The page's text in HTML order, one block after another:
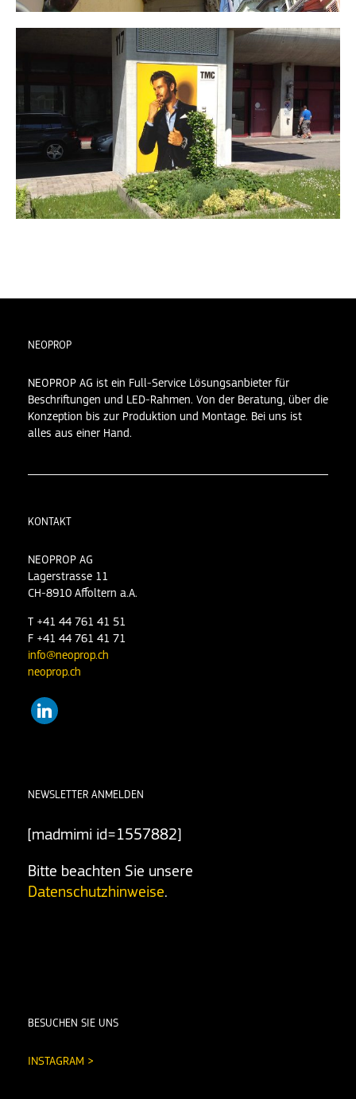
TMC
NEOPROP
NEOPROP AG ist ein Full-Service Lösungsanbieter für
Beschriftungen und LED-Rahmen. Von der Beratung, über die
Konzeption bis zur Produktion und Montage. Bei uns ist
alles aus einer Hand.
KONTAKT
NEOPROP AG
Lagerstrasse 11
CH-8910 Affoltern a.A.
T +41 44 761 41 51
F +41 44 761 41 71
info@neoprop.ch
neoprop.ch
NEWSLETTER ANMELDEN
[madmimi id=1557882]
Bitte beachten Sie unsere
Datenschutzhinweise.
BESUCHEN SIE UNS
INSTAGRAM >